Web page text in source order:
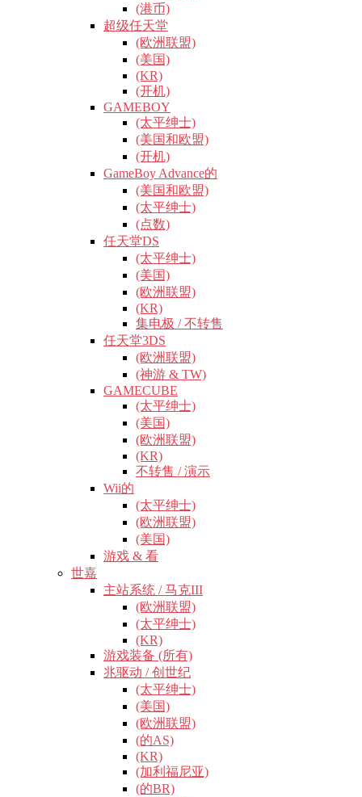
(港币)
超级任天堂
(欧洲联盟)
(美国)
(KR)
(开机)
GAMEBOY
(太平绅士)
(美国和欧盟)
(开机)
GameBoy Advance的
(美国和欧盟)
(太平绅士)
(点数)
任天堂DS
(太平绅士)
(美国)
(欧洲联盟)
(KR)
集电极 / 不转售
任天堂3DS
(欧洲联盟)
(神游 & TW)
GAMECUBE
(太平绅士)
(美国)
(欧洲联盟)
(KR)
不转售 / 演示
Wii的
(太平绅士)
(欧洲联盟)
(美国)
游戏 & 看
世嘉
主站系统 / 马克III
(欧洲联盟)
(太平绅士)
(KR)
游戏装备 (所有)
兆驱动 / 创世纪
(太平绅士)
(美国)
(欧洲联盟)
(的AS)
(KR)
(加利福尼亚)
(的BR)